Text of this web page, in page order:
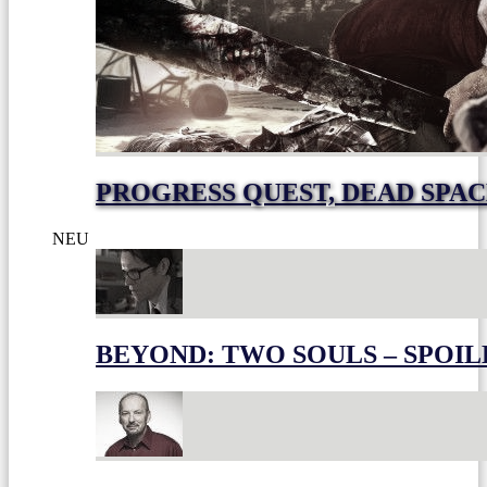
PROGRESS QUEST, DEAD
NEU
BEYOND: TWO SOULS –